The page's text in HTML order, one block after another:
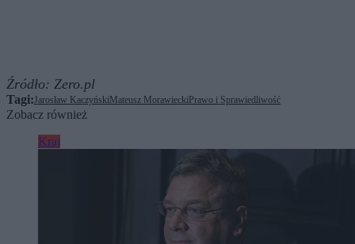
Źródło: Zero.pl
Tagi:Jarosław KaczyńskiMateusz Morawiecki Prawo i Sprawiedliwość
Zobacz również
Kraj